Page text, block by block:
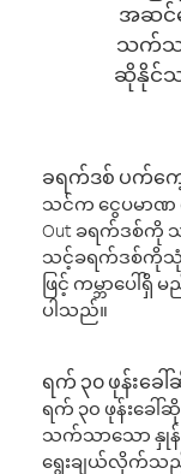
အဆင်ပ
သက်သာ
ဆိုနိုင်သ
ခရက်ဒစ် ပက်ကေ့ခ
သင်က ငွေပမာ
Out ခရက်ဒစ်ကို
သင့်ခရက်ဒစ်ကိုသုံး
ဖြင့် ကမ္ဘာပေါ်
ပါသည်။
ရက် ၃၀ ဖုန်းခေ
ရက် ၃၀ ဖုန်းခေ
သက်သာသော နှုန်း
ရွေးချယ်လိုက်သည့်